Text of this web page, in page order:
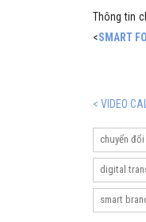
Thông tin
<SMART
< VIDEO
chuyển
digital
smart